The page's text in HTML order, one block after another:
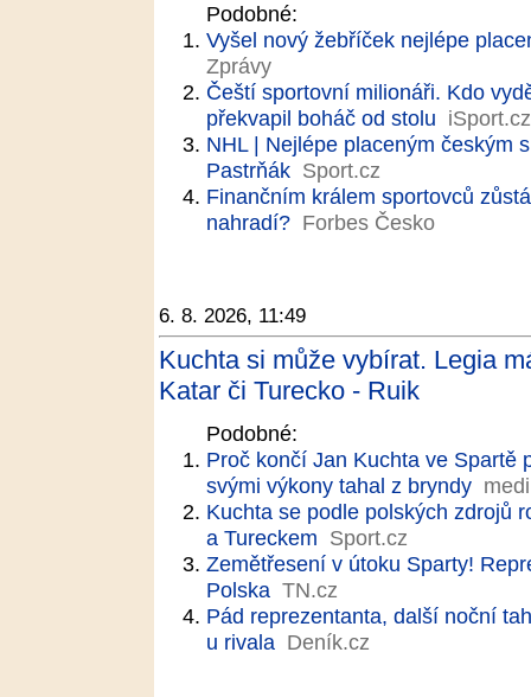
Podobné:
Vyšel nový žebříček nejlépe
Zprávy
Čeští sportovní milionáři. Kdo
překvapil boháč od stolu iSport.cz
NHL | Nejlépe placeným českým
Pastrňák Sport.cz
Finančním králem sportovců
nahradí? Forbes Česko
6. 8. 2026, 11:49
Kuchta si může vybírat. Legia
Katar či Turecko - Ruik
Podobné:
Proč končí Jan Kuchta ve Spartě
svými výkony tahal z bryndy
Kuchta se podle polských zdrojů
a Tureckem Sport.cz
Zemětřesení v útoku Sparty!
Polska TN.cz
Pád reprezentanta, další noční
u rivala Deník.cz